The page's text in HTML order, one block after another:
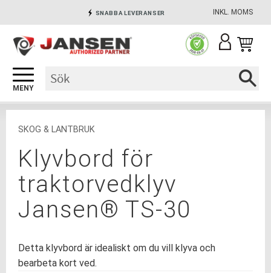
Meny
INKL. MOMS
SNABBA LEVERANSER
SÄKRA BETALNINGAR
SKOG & LANTBRUK
Klyvbord för
traktorvedklyv
Jansen® TS-30
Detta klyvbord är idealiskt om du vill klyva och
bearbeta kort ved.